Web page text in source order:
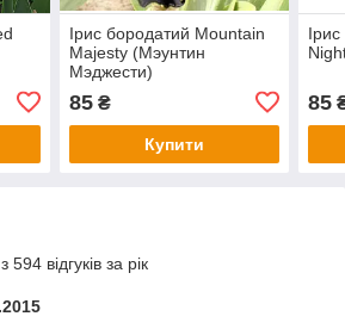
Ірис бородатий Mountain
Majesty (Мэунтин
Мэджести)
85₴
Купити
85
відгуків за рік